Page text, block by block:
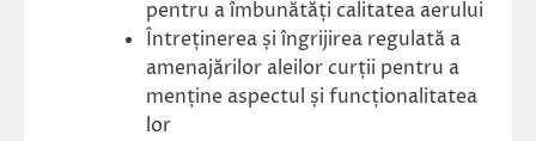
pentru a îmbunătăți calitatea aerului
Întreținerea și îngrijirea regulată a
amenajărilor aleilor curții pentru a
menține aspectul și funcționalitatea
lor